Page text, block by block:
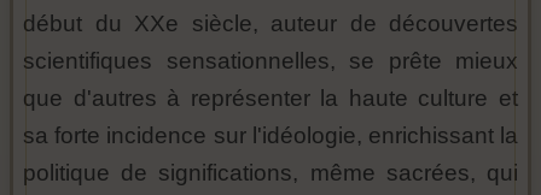
début du XXe siècle, auteur de découvertes
scientifiques sensationnelles, se prête mieux
que d'autres à représenter la haute culture et
sa forte incidence sur l'idéologie, enrichissant la
politique de significations, même sacrées, qui